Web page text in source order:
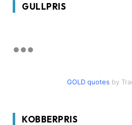
GULLPRIS
GOLD quotes by
KOBBERPRIS